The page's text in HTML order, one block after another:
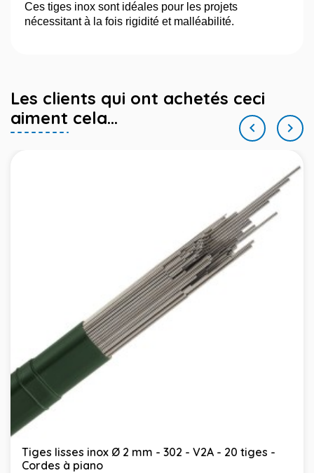
Ces tiges inox sont idéales pour les projets
nécessitant à la fois rigidité et malléabilité.
Les clients qui ont achetés ceci
aiment cela...

Tiges lisses inox Ø 2 mm - 302 - V2A - 20 tiges -
Cordes à piano
